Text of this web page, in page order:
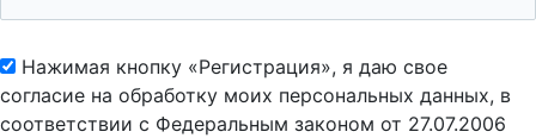
Нажимая кнопку «Регистрация», я даю свое
согласие на обработку моих персональных данных, в
соответствии с Федеральным законом от 27.07.2006